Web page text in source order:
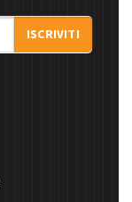
ISCRIVITI